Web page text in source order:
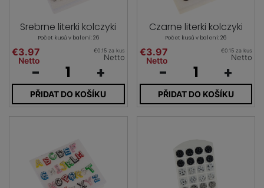
Srebrne literki kolczyki
Počet kusů v balení: 26
€3.97
Netto
€0.15 za kus
Netto
- +
PŘIDAT DO KOŠÍKU
Czarne literki kolczyki
Počet kusů v balení: 26
€3.97
Netto
€0.15 za kus
Netto
- +
PŘIDAT DO KOŠÍKU